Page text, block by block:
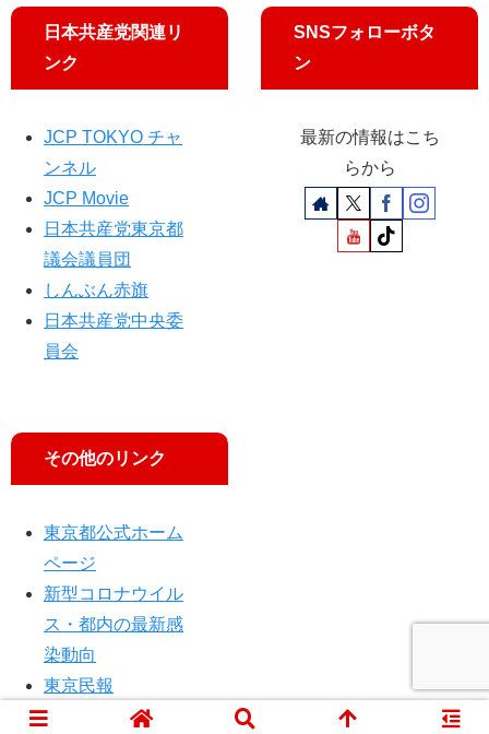
全
国
る
性
日本共産党関連リ
ンク
JCP TOKYO チャ
ンネル
JCP Movie
日本共産党東京都
議会議員団
しんぶん赤旗
日本共産党中央委
員会
その他のリンク
東京都公式ホーム
ページ
新型コロナウイル
ス・都内の最新感
染動向
東京民報
SNSフォローボタ
ン
最新の情報はこち
らから